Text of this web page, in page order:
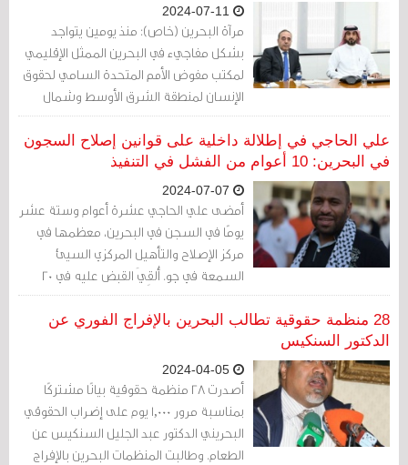
مرآة البحرين (خاص): منذ يومين يتواجد
بشكل مفاجيء في البحرين الممثل الإقليمي
لمكتب مفوض الأمم المتحدة السامي لحقوق
الإنسان لمنطقة الشرق الأوسط وشمال
إفريقيا مازن شقورة.
علي الحاجي في إطلالة داخلية على قوانين إصلاح السجون
في البحرين: 10 أعوام من الفشل في التنفيذ
أمضى علي الحاجي عشرة أعوام وستة عشر
يومًا في السجن في البحرين، معظمها في
مركز الإصلاح والتأهيل المركزي السيئ
السمعة في جو. أُلقِيَ القبض عليه في 20
مايو/أيار 2013، وتعرّض للتّعذيب الوحشي،
وحُكِم عليه بالسجن لمدة عشر سنوات في
حزيران 2023. وخلال فترة احتجازه، كشف عن
التّعذيب وسوء المعاملة في سجن جو ...
28 منظمة حقوقية تطالب البحرين بالإفراج الفوري عن
الدكتور السنكيس
أصدرت 28 منظمة حقوقية بيانًا مشتركًا
بمناسبة مرور 1,000 يوم على إضراب الحقوقي
البحريني الدكتور عبد الجليل السنكيس عن
الطعام. وطالبت المنظمات البحرين بالإفراج